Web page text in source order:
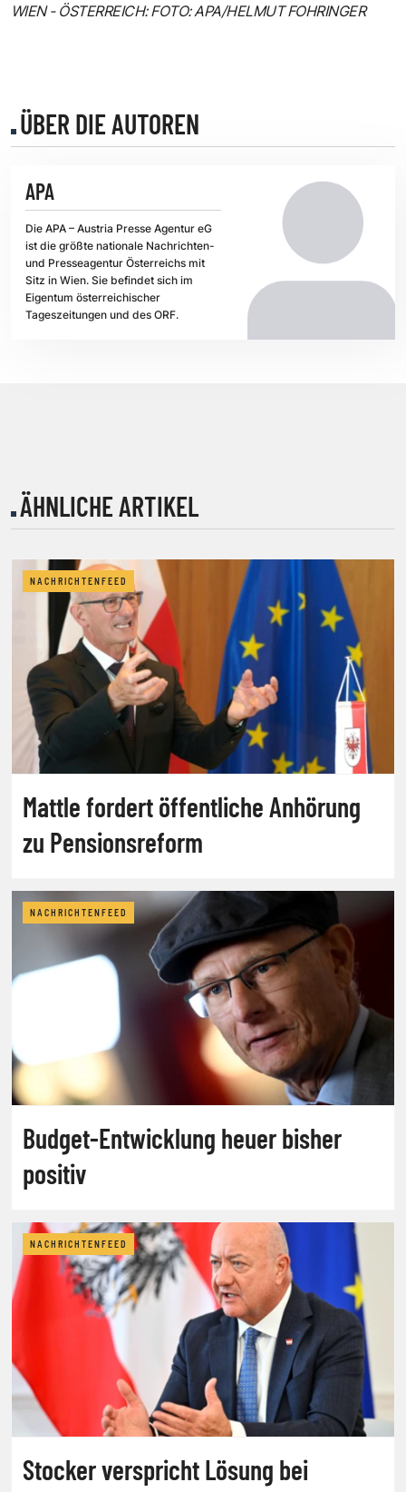
WIEN - ÖSTERREICH: FOTO: APA/HELMUT FOHRINGER
ÜBER DIE AUTOREN
APA
Die APA – Austria Presse Agentur eG
ist die größte nationale Nachrichten-
und Presseagentur Österreichs mit
Sitz in Wien. Sie befindet sich im
Eigentum österreichischer
Tageszeitungen und des ORF.
ÄHNLICHE ARTIKEL
NACHRICHTENFEED
Mattle fordert öffentliche Anhörung
zu Pensionsreform
NACHRICHTENFEED
Budget-Entwicklung heuer bisher
positiv
NACHRICHTENFEED
Stocker verspricht Lösung bei